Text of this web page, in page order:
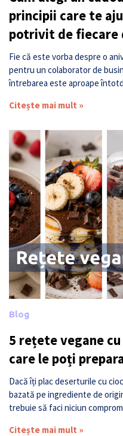
principii care te
potrivit de fiecare
Fie că este vorba despre o
pentru un colaborator de
întrebarea este aproape
Citește mai mult »
Blog
5 rețete vegane
care le poți
Dacă îți plac deserturile cu
bazată pe ingrediente de
trebuie să faci niciun
Citește mai mult »